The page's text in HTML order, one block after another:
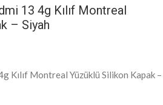
13 4g Kılıf Montreal
– Siyah
Kılıf Montreal Yüzüklü Silikon Kapak –